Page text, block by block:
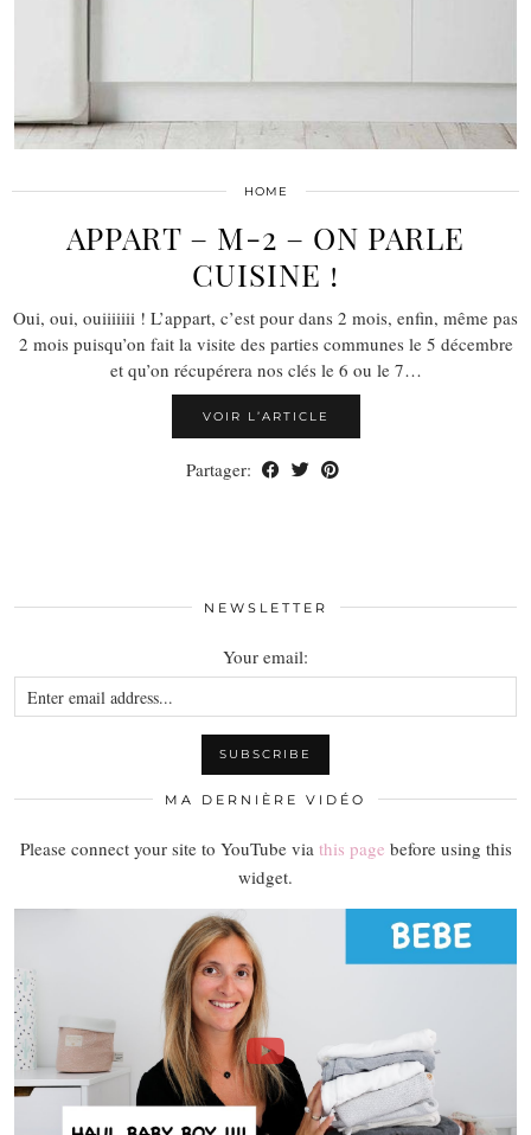
HOME
APPART – M-2 – ON PARLE
CUISINE !
Oui, oui, ouiiiiiii ! L’appart, c’est pour dans 2 mois, enfin, même pas
2 mois puisqu’on fait la visite des parties communes le 5 décembre
et qu’on récupérera nos clés le 6 ou le 7…
VOIR L’ARTICLE
Partager:
NEWSLETTER
Your email:
MA DERNIÈRE VIDÉO
Please connect your site to YouTube via this page before using this
widget.